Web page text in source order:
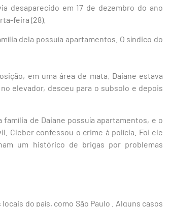
desaparecido em 17 de dezembro do ano
feira (28).
dela possuía apartamentos. O síndico do
em uma área de mata. Daiane estava
elevador, desceu para o subsolo e depois
de Daiane possuía apartamentos, e o
Cleber confessou o crime à polícia. Foi ele
um histórico de brigas por problemas
do país, como São Paulo . Alguns casos